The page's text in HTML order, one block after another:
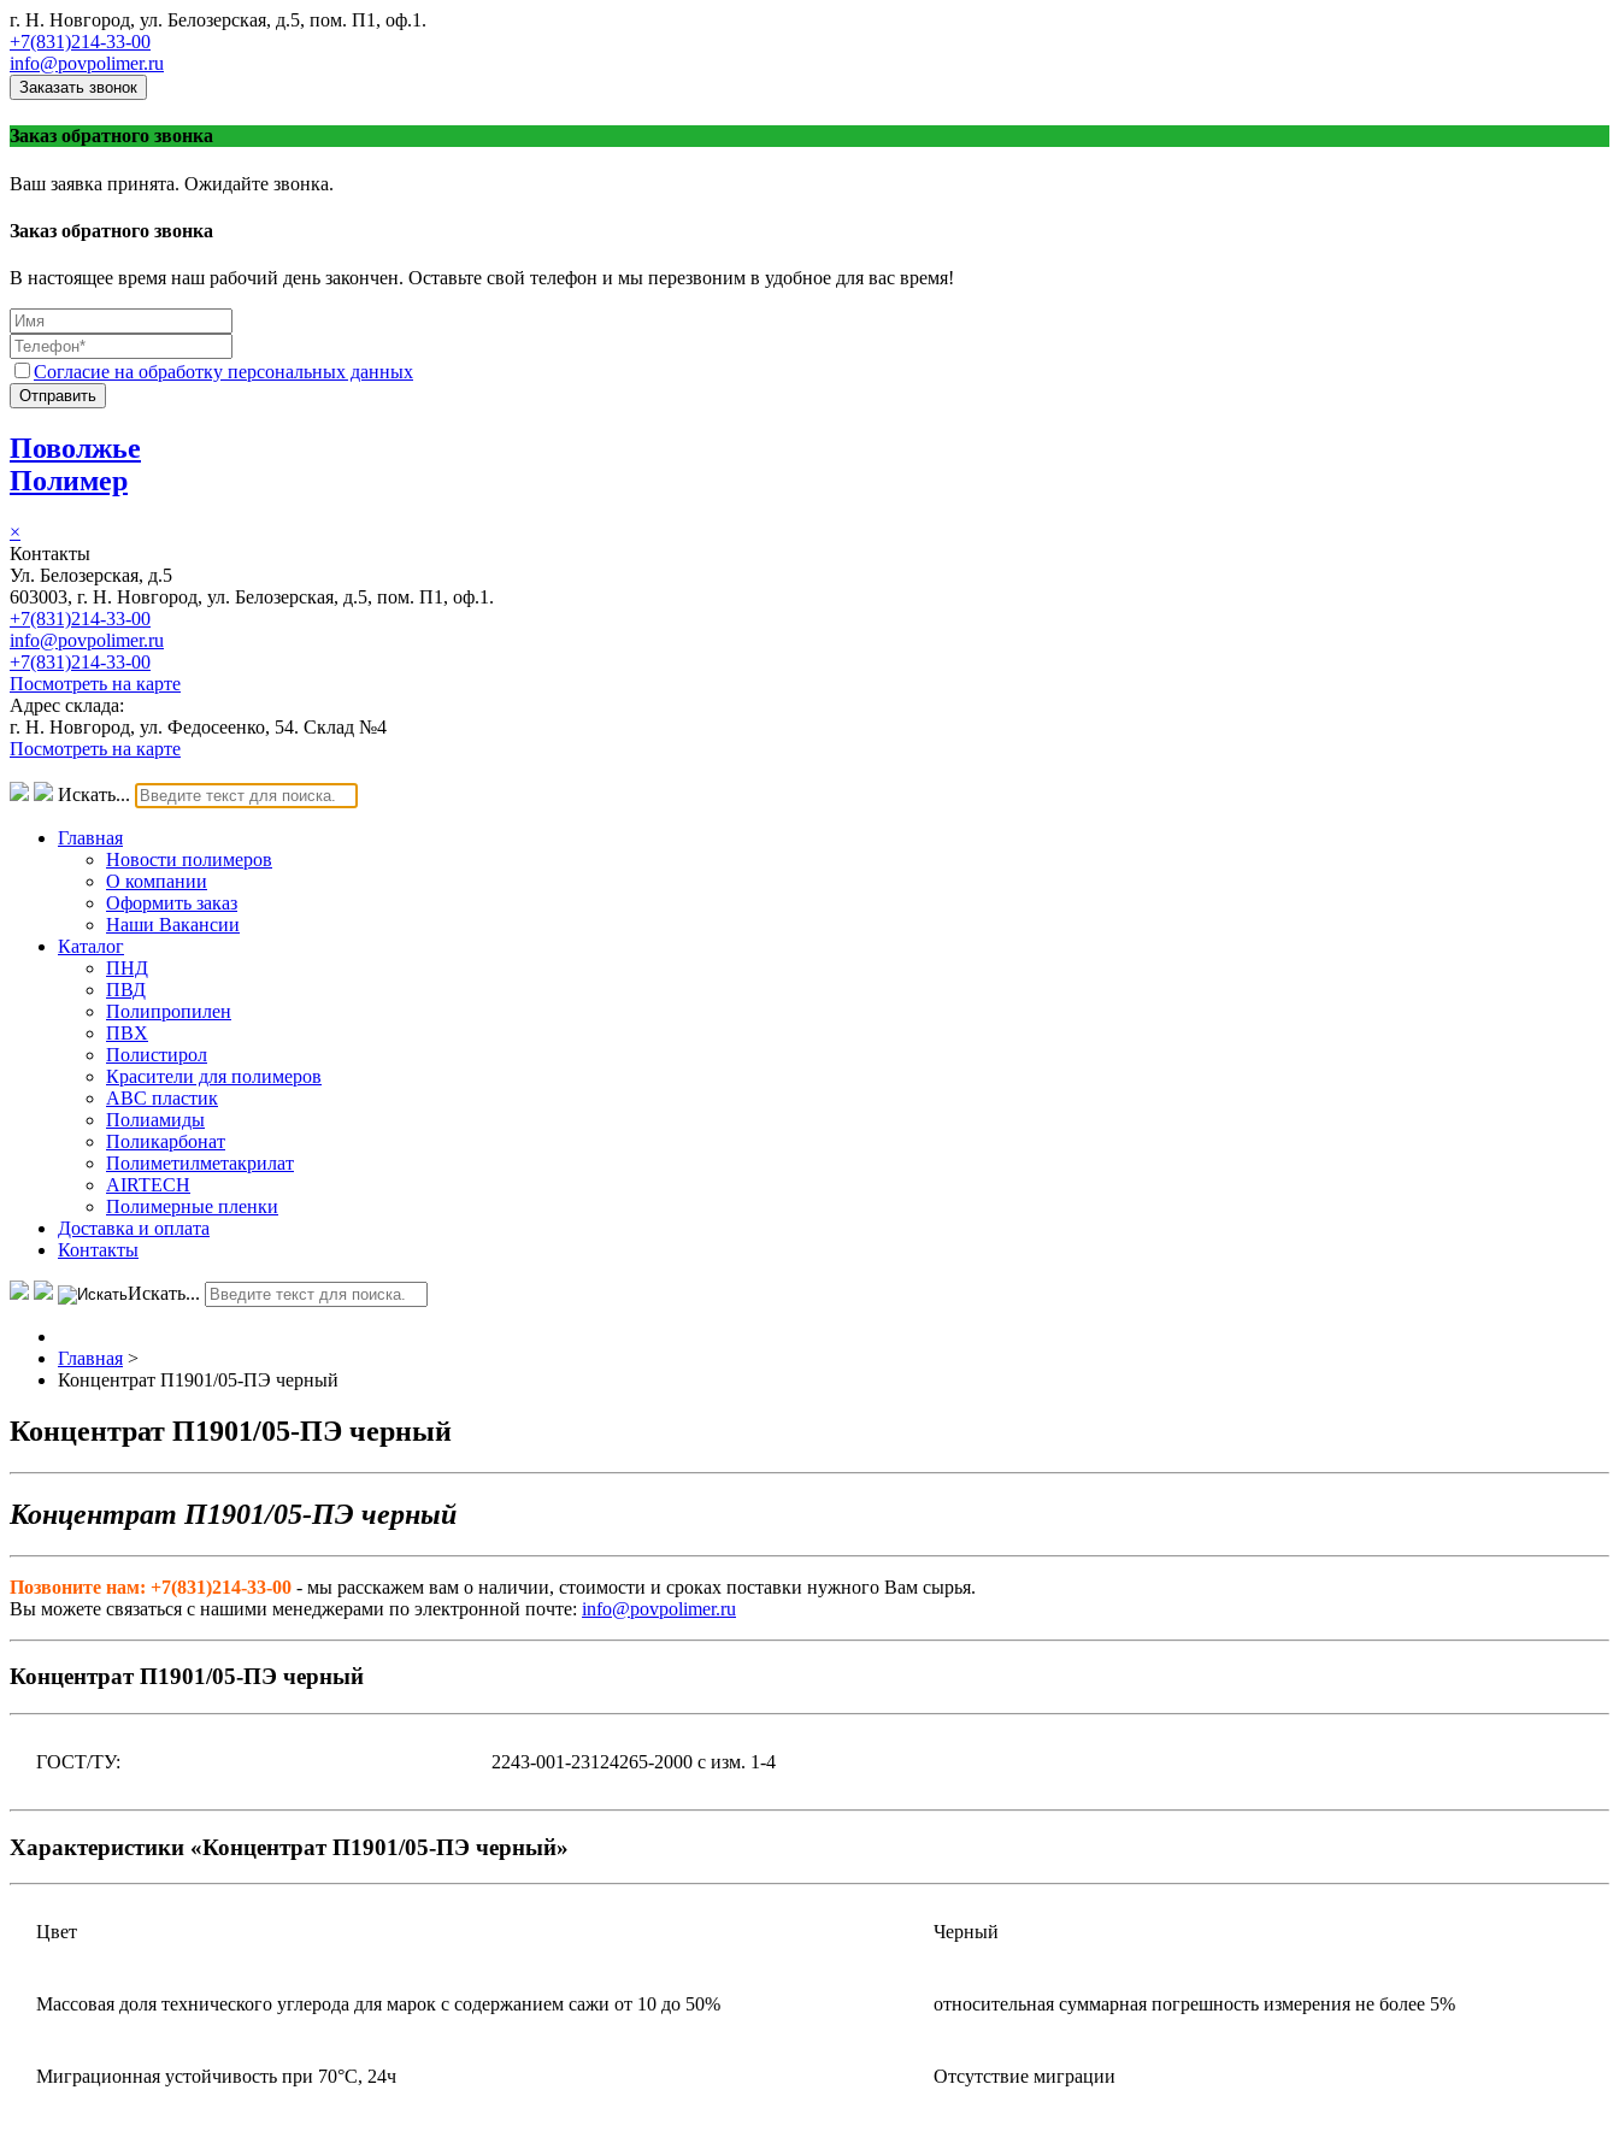
г. Н. Новгород, ул. Белозерская, д.5, пом. П1, оф.1.
+7(831)214-33-00
info@povpolimer.ru
Заказать звонок
Заказ обратного звонка
Ваш заявка принята. Ожидайте звонка.
Заказ обратного звонка
В настоящее время наш рабочий день закончен. Оставьте свой телефон и мы перезвоним в удобное для вас время!
Согласие на обработку персональных данных
Отправить
Поволжье
Полимер
×
Контакты
Ул. Белозерская, д.5
603003, г. Н. Новгород, ул. Белозерская, д.5, пом. П1, оф.1.
+7(831)214-33-00
info@povpolimer.ru
+7(831)214-33-00
Посмотреть на карте
Адрес склада:
г. Н. Новгород, ул. Федосеенко, 54. Склад №4
Посмотреть на карте
Искать...
Главная
Новости полимеров
О компании
Оформить заказ
Наши Вакансии
Каталог
ПНД
ПВД
Полипропилен
ПВХ
Полистирол
Красители для полимеров
АВС пластик
Полиамиды
Поликарбонат
Полиметилметакрилат
AIRTECH
Полимерные пленки
Доставка и оплата
Контакты
Искать...
Главная >
Концентрат П1901/05-ПЭ черный
Концентрат П1901/05-ПЭ черный
Концентрат П1901/05-ПЭ черный
Позвоните нам: +7(831)214-33-00 - мы расскажем вам о наличии, стоимости и сроках поставки нужного Вам сырья.
Вы можете связаться с нашими менеджерами по электронной почте: info@povpolimer.ru
Концентрат П1901/05-ПЭ черный
ГОСТ/ТУ: 2243-001-23124265-2000 с изм. 1-4
Характеристики «Концентрат П1901/05-ПЭ черный»
Цвет Черный
Массовая доля технического углерода для марок с содержанием сажи от 10 до 50% относительная суммарная погрешность измерения не более 5%
Миграционная устойчивость при 70°С, 24ч Отсутствие миграции